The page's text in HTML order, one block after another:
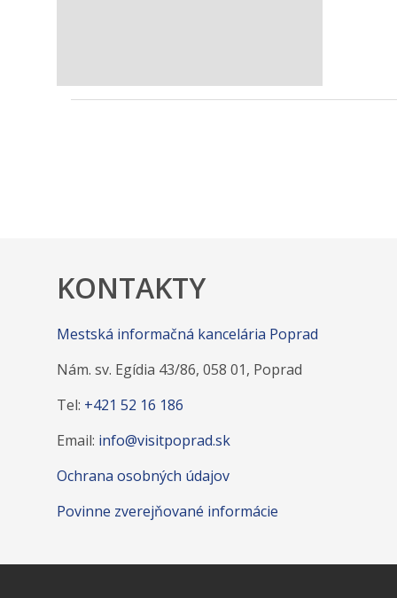
KONTAKTY
Mestská informačná kancelária Poprad
Nám. sv. Egídia 43/86, 058 01, Poprad
Tel: +421 52 16 186
Email: info@visitpoprad.sk
Ochrana osobných údajov
Povinne zverejňované informácie